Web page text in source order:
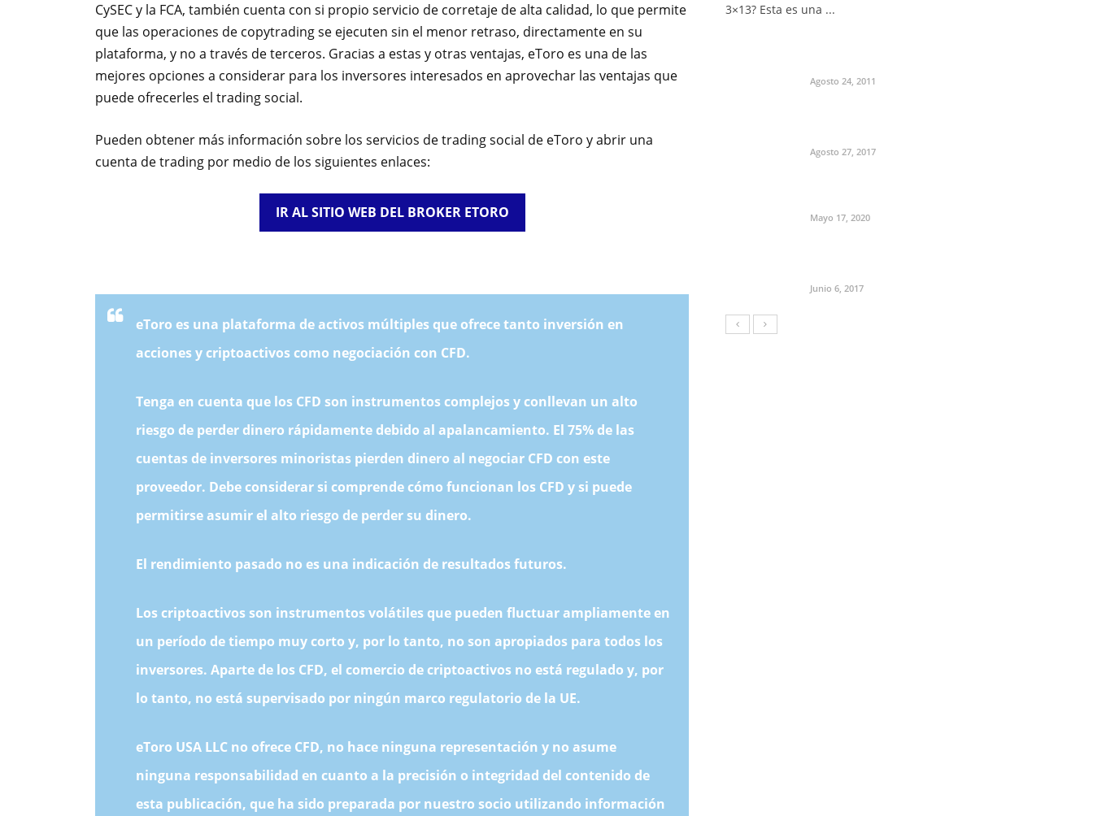
CySEC y la FCA, también cuenta con si propio servicio de corretaje de alta calidad, lo que permite
que las operaciones de copytrading se ejecuten sin el menor retraso, directamente en su
plataforma, y no a través de terceros. Gracias a estas y otras ventajas, eToro es una de las
mejores opciones a considerar para los inversores interesados en aprovechar las ventajas que
puede ofrecerles el trading social.
Pueden obtener más información sobre los servicios de trading social de eToro y abrir una
cuenta de trading por medio de los siguientes enlaces:
IR AL SITIO WEB DEL BROKER ETORO
eToro es una plataforma de activos múltiples que ofrece tanto inversión en
acciones y criptoactivos como negociación con CFD.
Tenga en cuenta que los CFD son instrumentos complejos y conllevan un alto
riesgo de perder dinero rápidamente debido al apalancamiento. El 75% de las
cuentas de inversores minoristas pierden dinero al negociar CFD con este
proveedor. Debe considerar si comprende cómo funcionan los CFD y si puede
permitirse asumir el alto riesgo de perder su dinero.
El rendimiento pasado no es una indicación de resultados futuros.
Los criptoactivos son instrumentos volátiles que pueden fluctuar ampliamente en
un período de tiempo muy corto y, por lo tanto, no son apropiados para todos los
inversores. Aparte de los CFD, el comercio de criptoactivos no está regulado y, por
lo tanto, no está supervisado por ningún marco regulatorio de la UE.
eToro USA LLC no ofrece CFD, no hace ninguna representación y no asume
ninguna responsabilidad en cuanto a la precisión o integridad del contenido de
esta publicación, que ha sido preparada por nuestro socio utilizando información
3×13? Esta es una ...
Agosto 24, 2011
Agosto 27, 2017
Mayo 17, 2020
Junio 6, 2017